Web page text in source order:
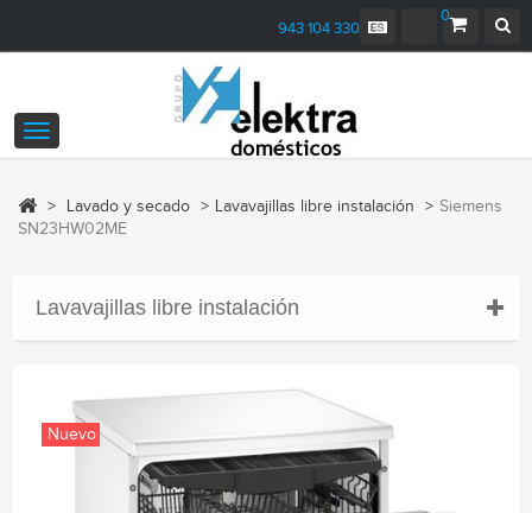
0
943 104 330
Navegación
Toggle
> Lavado y secado > Lavavajillas libre instalación > Siemens
SN23HW02ME
Lavavajillas libre instalación
Nuevo